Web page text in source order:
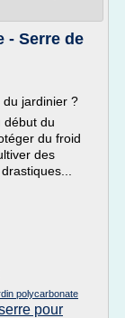
- Serre de
jardinier ?
début du
du froid
des
polycarbonate
pour